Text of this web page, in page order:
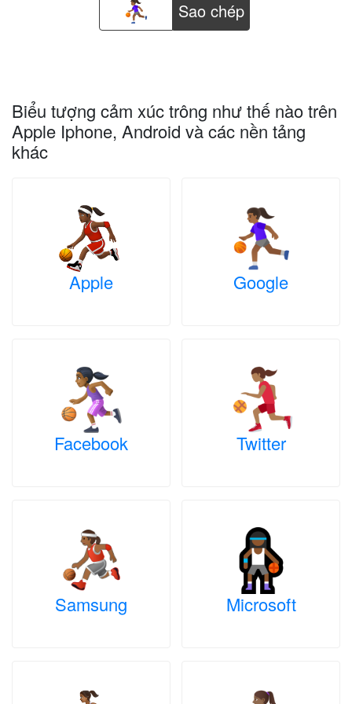
Sao chép
Biểu tượng cảm xúc trông như thế nào trên
Apple Iphone, Android và các nền tảng
khác
Apple Google
Facebook Twitter
Samsung Microsoft